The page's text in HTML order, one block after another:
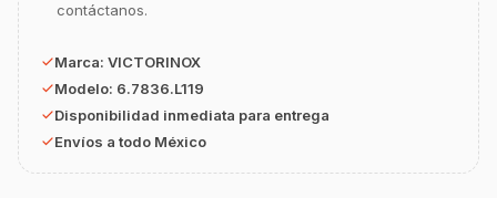
contáctanos.
Marca: VICTORINOX
Modelo: 6.7836.L119
Disponibilidad inmediata para entrega
Envíos a todo México
Buscar estufas industriales
Ver uniformes y filipinas